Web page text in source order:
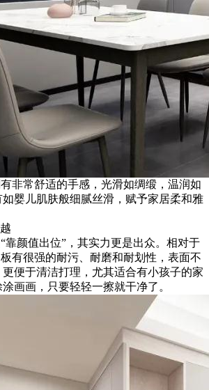
非常舒适的手感，光滑如绸缎，温润如
婴儿肌肤般细腻丝滑，赋予家居柔和雅
靠颜值出位”，其实力更是出众。相对于
有很强的耐污、耐磨和耐划性，表面不
便于清洁打理，尤其适合有小孩子的家
画画，只要轻轻一擦就干净了。